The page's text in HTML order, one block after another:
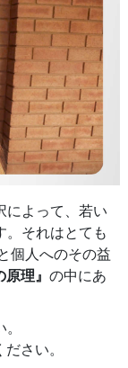
によって、若い
。それはとても
個人へのその益
理』 の中にあ
さい。